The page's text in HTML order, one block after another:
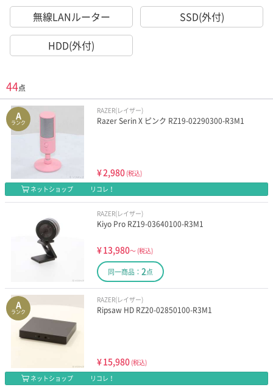
無線LANルーター
SSD(外付)
HDD(外付)
44点
A
ランク
RAZER(レイザー)
Razer Serin X ピンク RZ19-02290300-R3M1
¥2,980 (税込)
ネットショップ
リコレ！
RAZER(レイザー)
Kiyo Pro RZ19-03640100-R3M1
¥13,980～ (税込)
同一商品： 2点
A
ランク
RAZER(レイザー)
Ripsaw HD RZ20-02850100-R3M1
¥15,980 (税込)
ネットショップ
リコレ！